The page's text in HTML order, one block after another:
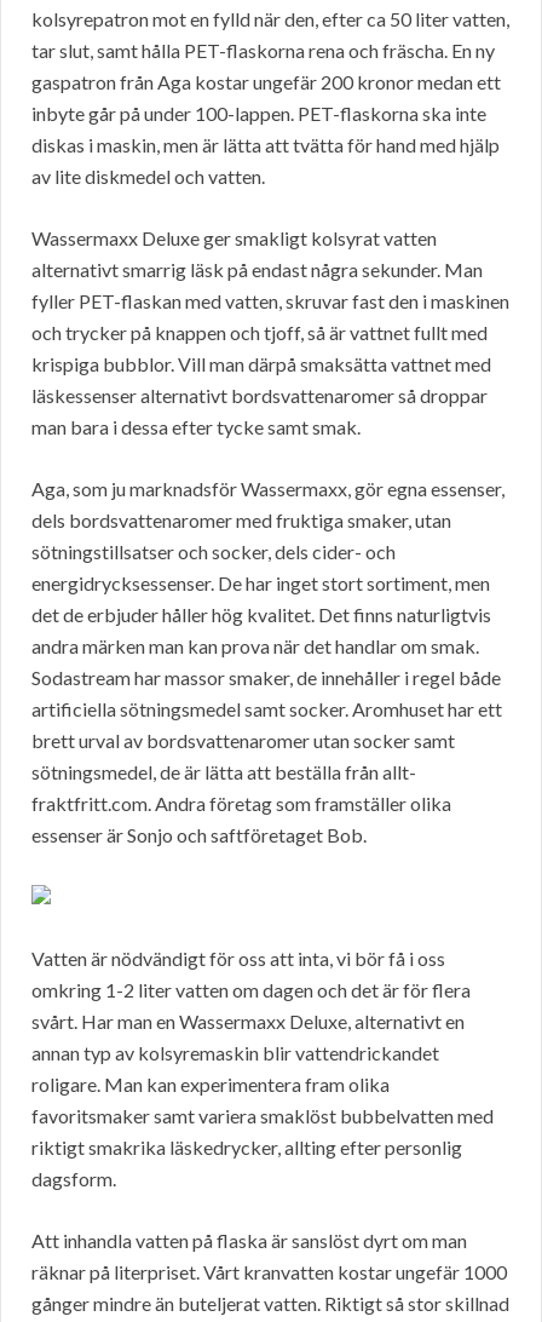
kolsyrepatron mot en fylld när den, efter ca 50 liter vatten,
tar slut, samt hålla PET-flaskorna rena och fräscha. En ny
gaspatron från Aga kostar ungefär 200 kronor medan ett
inbyte går på under 100-lappen. PET-flaskorna ska inte
diskas i maskin, men är lätta att tvätta för hand med hjälp
av lite diskmedel och vatten.
Wassermaxx Deluxe ger smakligt kolsyrat vatten
alternativt smarrig läsk på endast några sekunder. Man
fyller PET-flaskan med vatten, skruvar fast den i maskinen
och trycker på knappen och tjoff, så är vattnet fullt med
krispiga bubblor. Vill man därpå smaksätta vattnet med
läskessenser alternativt bordsvattenaromer så droppar
man bara i dessa efter tycke samt smak.
Aga, som ju marknadsför Wassermaxx, gör egna essenser,
dels bordsvattenaromer med fruktiga smaker, utan
sötningstillsatser och socker, dels cider- och
energidrycksessenser. De har inget stort sortiment, men
det de erbjuder håller hög kvalitet. Det finns naturligtvis
andra märken man kan prova när det handlar om smak.
Sodastream har massor smaker, de innehåller i regel både
artificiella sötningsmedel samt socker. Aromhuset har ett
brett urval av bordsvattenaromer utan socker samt
sötningsmedel, de är lätta att beställa från allt-
fraktfritt.com. Andra företag som framställer olika
essenser är Sonjo och saftföretaget Bob.
Vatten är nödvändigt för oss att inta, vi bör få i oss
omkring 1-2 liter vatten om dagen och det är för flera
svårt. Har man en Wassermaxx Deluxe, alternativt en
annan typ av kolsyremaskin blir vattendrickandet
roligare. Man kan experimentera fram olika
favoritsmaker samt variera smaklöst bubbelvatten med
riktigt smakrika läskedrycker, allting efter personlig
dagsform.
Att inhandla vatten på flaska är sanslöst dyrt om man
räknar på literpriset. Vårt kranvatten kostar ungefär 1000
gånger mindre än buteljerat vatten. Riktigt så stor skillnad